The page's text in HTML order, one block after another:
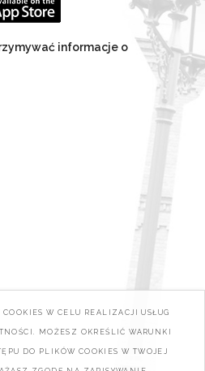
informacje o
W CELU REALIZACJI USŁUG
MOŻESZ OKREŚLIĆ WARUNKI
DO PLIKÓW COOKIES W TWOJEJ